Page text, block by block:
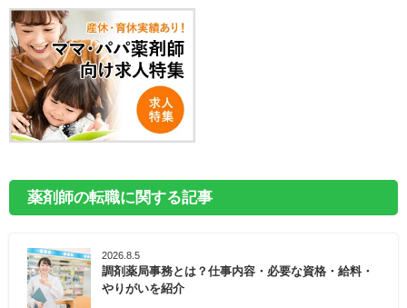
薬剤師の転職に関する記事
2026.8.5
調剤薬局事務とは？仕事内容・必要な資格・給料・
やりがいを紹介